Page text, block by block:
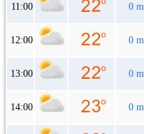
11:00 0
12:00 0
13:00 0
14:00 0